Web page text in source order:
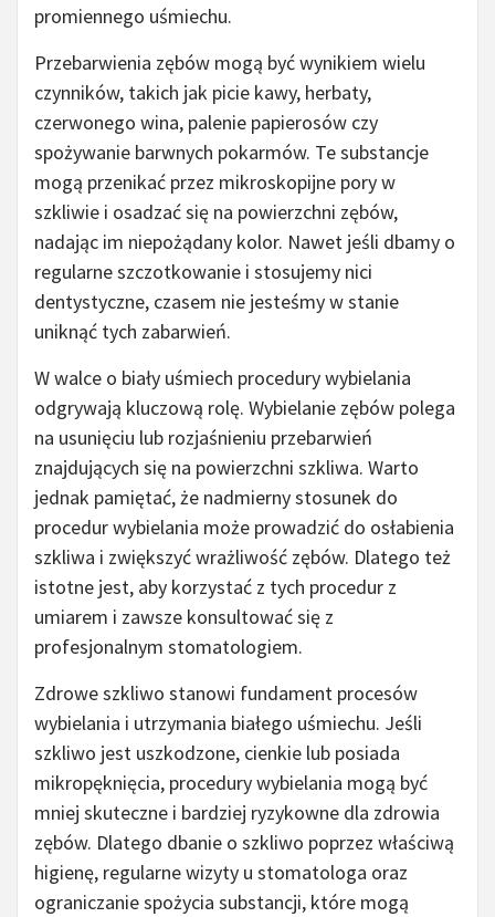
promiennego uśmiechu.
Przebarwienia zębów mogą być wynikiem wielu
czynników, takich jak picie kawy, herbaty,
czerwonego wina, palenie papierosów czy
spożywanie barwnych pokarmów. Te substancje
mogą przenikać przez mikroskopijne pory w
szkliwie i osadzać się na powierzchni zębów,
nadając im niepożądany kolor. Nawet jeśli dbamy o
regularne szczotkowanie i stosujemy nici
dentystyczne, czasem nie jesteśmy w stanie
uniknąć tych zabarwień.
W walce o biały uśmiech procedury wybielania
odgrywają kluczową rolę. Wybielanie zębów polega
na usunięciu lub rozjaśnieniu przebarwień
znajdujących się na powierzchni szkliwa. Warto
jednak pamiętać, że nadmierny stosunek do
procedur wybielania może prowadzić do osłabienia
szkliwa i zwiększyć wrażliwość zębów. Dlatego też
istotne jest, aby korzystać z tych procedur z
umiarem i zawsze konsultować się z
profesjonalnym stomatologiem.
Zdrowe szkliwo stanowi fundament procesów
wybielania i utrzymania białego uśmiechu. Jeśli
szkliwo jest uszkodzone, cienkie lub posiada
mikropęknięcia, procedury wybielania mogą być
mniej skuteczne i bardziej ryzykowne dla zdrowia
zębów. Dlatego dbanie o szkliwo poprzez właściwą
higienę, regularne wizyty u stomatologa oraz
ograniczanie spożycia substancji, które mogą